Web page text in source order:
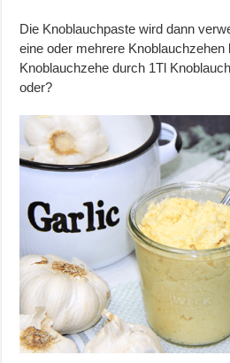
Die Knoblauchpaste wird dann
eine oder mehrere Knoblauchzehen
Knoblauchzehe durch 1Tl
oder?